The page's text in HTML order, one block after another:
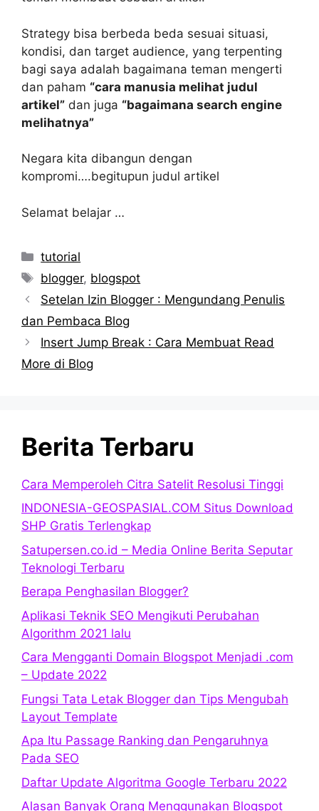
Strategy bisa berbeda beda sesuai situasi,
kondisi, dan target audience, yang terpenting
bagi saya adalah bagaimana teman mengerti
dan paham “cara manusia melihat judul
artikel” dan juga “bagaimana search engine
melihatnya”
Negara kita dibangun dengan
kompromi….begitupun judul artikel
Selamat belajar …
Kategori
tutorial
Tag
blogger, blogspot
Setelan Izin Blogger : Mengundang Penulis
dan Pembaca Blog
Insert Jump Break : Cara Membuat Read
More di Blog
Berita Terbaru
Cara Memperoleh Citra Satelit Resolusi Tinggi
INDONESIA-GEOSPASIAL.COM Situs Download
SHP Gratis Terlengkap
Satupersen.co.id – Media Online Berita Seputar
Teknologi Terbaru
Berapa Penghasilan Blogger?
Aplikasi Teknik SEO Mengikuti Perubahan
Algorithm 2021 lalu
Cara Mengganti Domain Blogspot Menjadi .com
– Update 2022
Fungsi Tata Letak Blogger dan Tips Mengubah
Layout Template
Apa Itu Passage Ranking dan Pengaruhnya
Pada SEO
Daftar Update Algoritma Google Terbaru 2022
Alasan Banyak Orang Menggunakan Blogspot